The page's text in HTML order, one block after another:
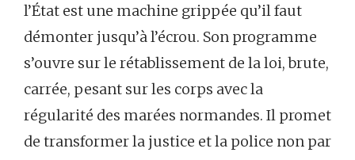
l’État est une machine grippée qu’il faut
démonter jusqu’à l’écrou. Son programme
s’ouvre sur le rétablissement de la loi, brute,
carrée, pesant sur les corps avec la
régularité des marées normandes. Il promet
de transformer la justice et la police non par